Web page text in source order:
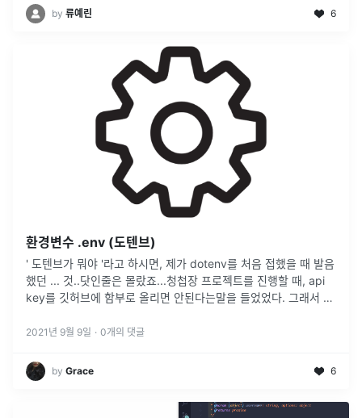
by 류예린 6
환경변수 .env (도텐브)
' 도텐브가 뭐야 '라고 하시면, 제가 dotenv를 처음 접했을 때 발음
했던 ... 것..닷인줄은 몰랐죠...청첩장 프로젝트를 진행할 때, api
key를 깃허브에 함부로 올리면 안된다는말을 들었었다. 그래서 그
2021년 9월 9일 · 0개의 댓글
by Grace 6